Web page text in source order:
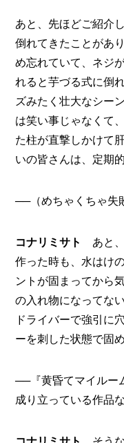
あと、先ほどご紹介
倒れてきたことがあ
め忘れていて、ネジ
れると芋づる式に倒
ズみたく壮大なシー
は笑い事じゃなくて
た柱が直撃しかけて
いの皆さんは、定期
──（めちゃくちゃ失
コナリミサト
あと
作った時も、水はけ
ントが固まってから
の入れ物になってな
ドライバーで強引に
ーを刺した状態で固
──『黄昏てマイルー
成り立っている作品